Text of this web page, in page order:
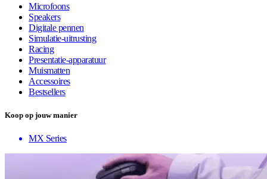
Microfoons
Speakers
Digitale pennen
Simulatie-uitrusting
Racing
Presentatie-apparatuur
Muismatten
Accessoires
Bestsellers
Koop op jouw manier
MX Series